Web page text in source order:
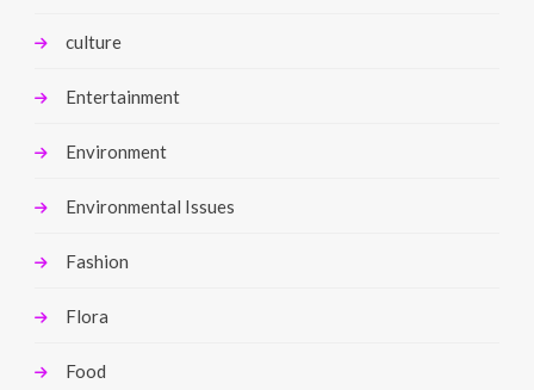
culture
Entertainment
Environment
Environmental Issues
Fashion
Flora
Food